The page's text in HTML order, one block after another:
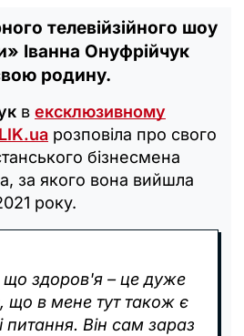
телевійзійного шоу
Іванна Онуфрійчук
родину.
в ексклюзивному
розповіла про свого
бізнесмена
за якого вона вийшла
року.
що здоров'я – це дуже
що в мене тут також є
питання. Він сам зараз